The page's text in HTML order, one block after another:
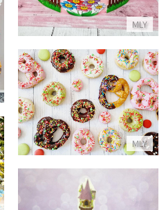
MLY
MLY
קינוחים מעוצבים לקריסמס
התקשר/י